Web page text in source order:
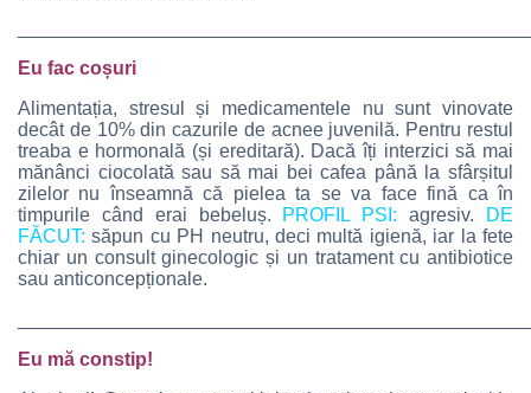
Eu fac coșuri
Alimentația, stresul și medicamentele nu sunt vinovate
decât de 10% din cazurile de acnee juvenilă. Pentru restul
treaba e hormonală (și ereditară). Dacă îți interzici să mai
mănânci ciocolată sau să mai bei cafea până la sfârșitul
zilelor nu înseamnă că pielea ta se va face fină ca în
timpurile când erai bebeluș. PROFIL PSI: agresiv.
DE
FĂCUT: săpun cu PH neutru, deci multă igienă, iar la fete
chiar un consult ginecologic și un tratament cu antibiotice
sau anticoncepționale.
Eu mă constip!